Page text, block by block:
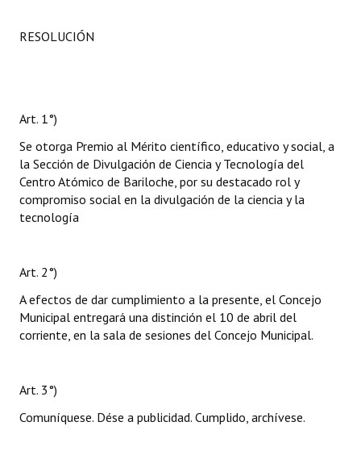
RESOLUCIÓN
Art. 1°)
Se otorga Premio al Mérito científico, educativo y social, a
la Sección de Divulgación de Ciencia y Tecnología del
Centro Atómico de Bariloche, por su destacado rol y
compromiso social en la divulgación de la ciencia y la
tecnología
Art. 2°)
A efectos de dar cumplimiento a la presente, el Concejo
Municipal entregará una distinción el 10 de abril del
corriente, en la sala de sesiones del Concejo Municipal.
Art. 3°)
Comuníquese. Dése a publicidad. Cumplido, archívese.